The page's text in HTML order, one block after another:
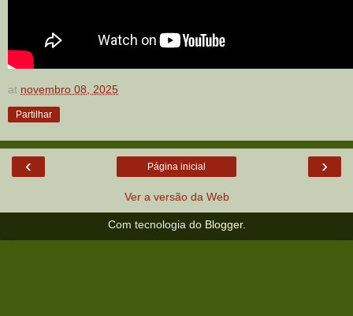
at novembro 08, 2025
Partilhar
‹ ›
Página inicial
Ver a versão da Web
Com tecnologia do Blogger.